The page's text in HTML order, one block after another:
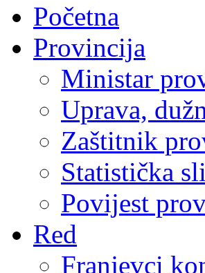
Početna
Provincija
Ministar
Uprava,
Zaštitnik
Statistička
Povijest
Red
Franjevci